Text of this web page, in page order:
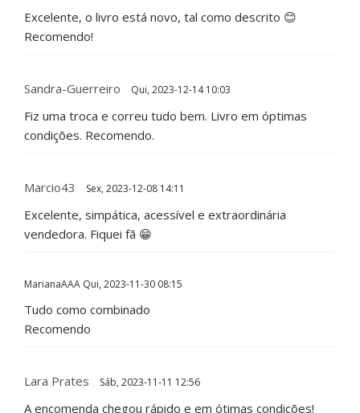
Excelente, o livro está novo, tal como descrito 😊
Recomendo!
Sandra-Guerreiro Qui, 2023-12-14 10:03
Fiz uma troca e correu tudo bem. Livro em óptimas
condições. Recomendo.
Marcio43 Sex, 2023-12-08 14:11
Excelente, simpática, acessível e extraordinária
vendedora. Fiquei fã 😁
MarianaAAA Qui, 2023-11-30 08:15
Tudo como combinado
Recomendo
Lara Prates Sáb, 2023-11-11 12:56
A encomenda chegou rápido e em ótimas condições!